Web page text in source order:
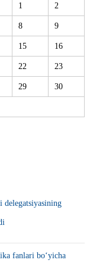
1 2
8 9
15 16
22 23
29 30
delegatsiyasining
fanlari bo‘yicha